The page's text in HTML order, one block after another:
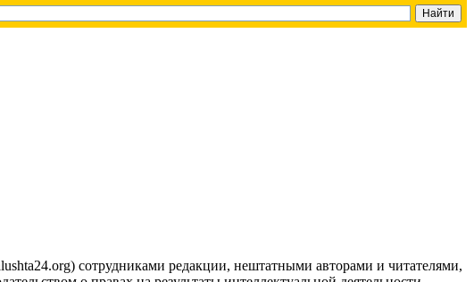
сотрудниками редакции, нештатными авторами и читателями,